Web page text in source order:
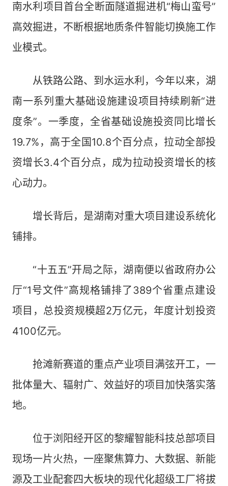
南水利项目首台全断面隧道掘进机“梅山蛮号”
高效掘进，不断根据地质条件智能切换施工作
业模式。
从铁路公路、到水运水利，今年以来，湖
南一系列重大基础设施建设项目持续刷新“进
度条”。一季度，全省基础设施投资同比增长
19.7%，高于全国10.8个百分点，拉动全部投
资增长3.4个百分点，成为拉动投资增长的核
心动力。
增长背后，是湖南对重大项目建设系统化
铺排。
“十五五”开局之际，湖南便以省政府办公
厅“1号文件”高规格铺排了389个省重点建设
项目，总投资规模超2万亿元，年度计划投资
4100亿元。
抢滩新赛道的重点产业项目满弦开工，一
批体量大、辐射广、效益好的项目加快落实落
地。
位于浏阳经开区的黎耀智能科技总部项目
现场一片火热，一座聚焦算力、大数据、新能
源及工业配套四大板块的现代化超级工厂将拔